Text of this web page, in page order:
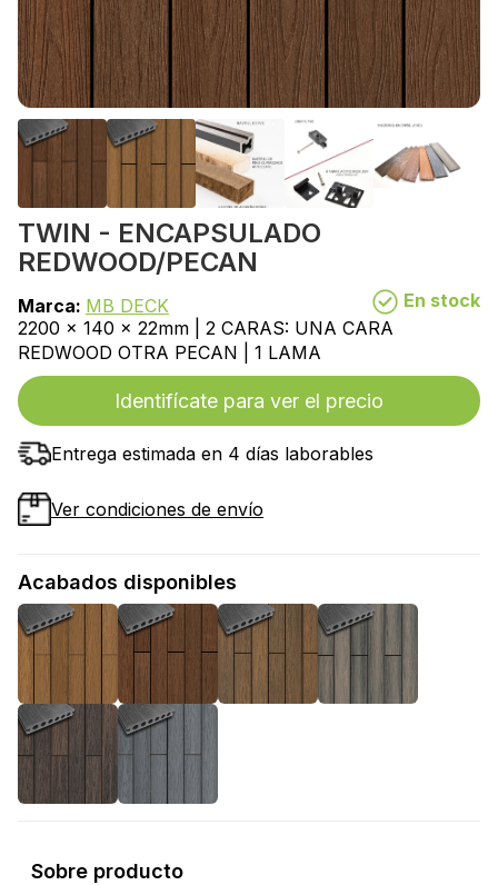
TWIN - ENCAPSULADO
REDWOOD/PECAN
Marca: MB DECK
En stock
2200 x 140 x 22mm | 2 CARAS: UNA CARA
REDWOOD OTRA PECAN | 1 LAMA
Identifícate para ver el precio
Entrega estimada en 4 días laborables
Ver condiciones de envío
Acabados disponibles
Sobre producto